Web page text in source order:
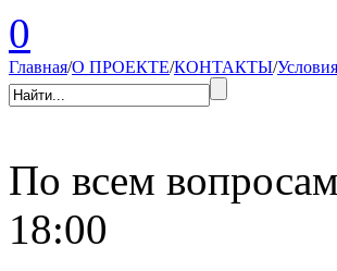
0
Главная/О ПРОЕКТЕ/КОНТАКТЫ/
По всем вопросам
18:00